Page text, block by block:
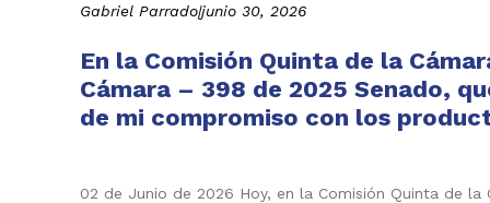
Gabriel Parrado|junio 30, 2026
En la Comisión Quinta de la
Cámara – 398 de 2025 Senado,
de mi compromiso con los
02 de Junio de 2026 Hoy, en la Comisión Quinta de